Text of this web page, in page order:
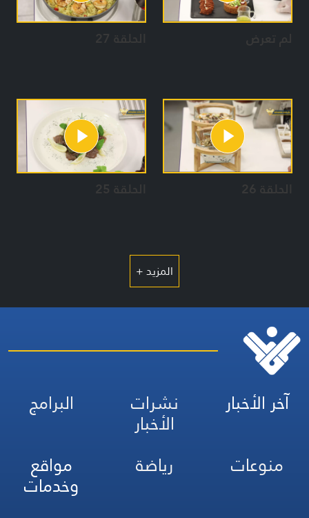
لم تعرض الحلقة 27
الحلقة 26 الحلقة 25
المزيد +
آخر الأخبار نشرات
الأخبار
البرامج
منوعات
رياضة مواقع
وخدمات